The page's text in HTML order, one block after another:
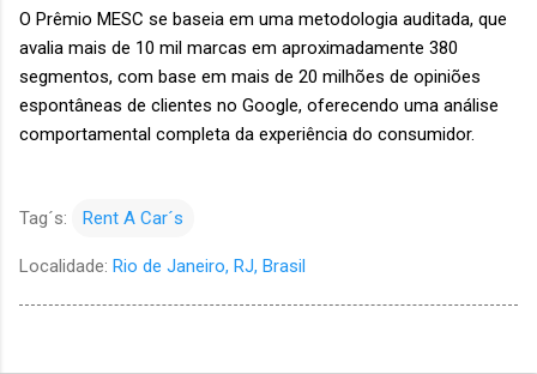
O Prêmio MESC se baseia em uma metodologia auditada, que
avalia mais de 10 mil marcas em aproximadamente 380
segmentos, com base em mais de 20 milhões de opiniões
espontâneas de clientes no Google, oferecendo uma análise
comportamental completa da experiência do consumidor.
Tag´s: Rent A Car´s
Localidade: Rio de Janeiro, RJ, Brasil